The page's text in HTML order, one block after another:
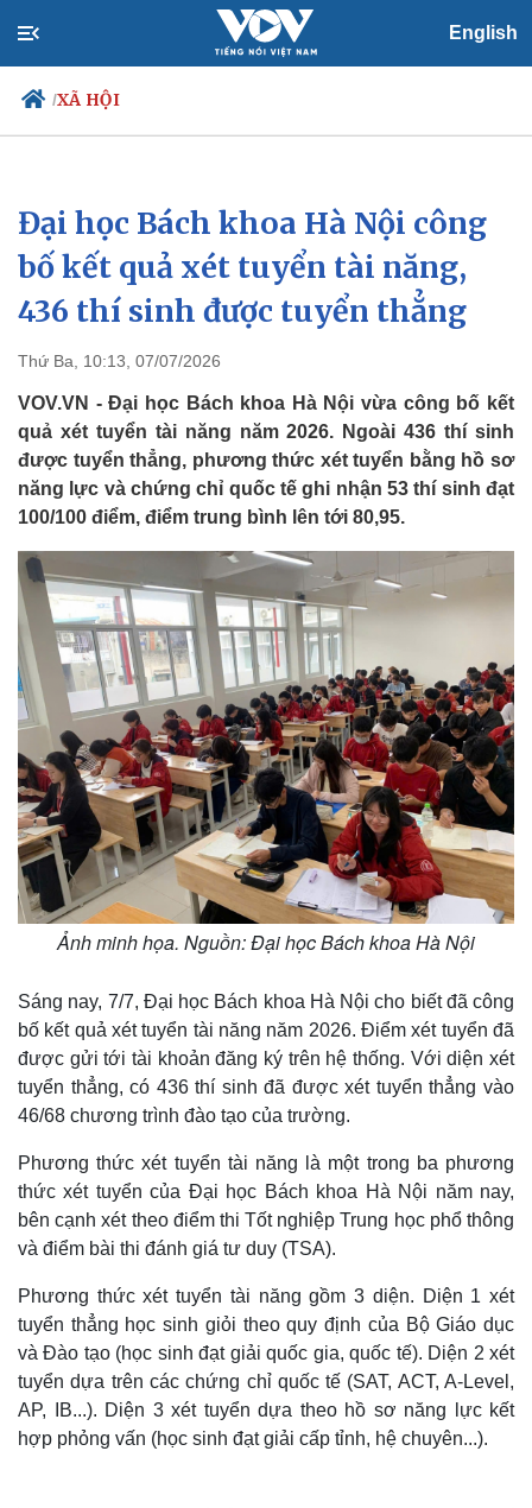
English
/XÃ HỘI
Chính trị
Đảng
Tổ chức nhân sự
Quốc hội
Xã hội
Tin 24h
Dự báo thời tiết
Giáo dục
Dấu ấn VOV
Đại học Bách khoa Hà Nội công
bố kết quả xét tuyển tài năng,
436 thí sinh được tuyển thẳng
Thứ Ba, 10:13, 07/07/2026
VOV.VN - Đại học Bách khoa Hà Nội vừa công bố kết
quả xét tuyển tài năng năm 2026. Ngoài 436 thí sinh
được tuyển thẳng, phương thức xét tuyển bằng hồ sơ
năng lực và chứng chỉ quốc tế ghi nhận 53 thí sinh đạt
100/100 điểm, điểm trung bình lên tới 80,95.
Ảnh minh họa. Nguồn: Đại học Bách khoa Hà Nội
Sáng nay, 7/7, Đại học Bách khoa Hà Nội cho biết đã công
bố kết quả xét tuyển tài năng năm 2026. Điểm xét tuyển đã
được gửi tới tài khoản đăng ký trên hệ thống. Với diện xét
tuyển thẳng, có 436 thí sinh đã được xét tuyển thẳng vào
46/68 chương trình đào tạo của trường.
Phương thức xét tuyển tài năng là một trong ba phương
thức xét tuyển của Đại học Bách khoa Hà Nội năm nay,
bên cạnh xét theo điểm thi Tốt nghiệp Trung học phổ thông
và điểm bài thi đánh giá tư duy (TSA).
Phương thức xét tuyển tài năng gồm 3 diện. Diện 1 xét
tuyển thẳng học sinh giỏi theo quy định của Bộ Giáo dục
và Đào tạo (học sinh đạt giải quốc gia, quốc tế). Diện 2 xét
tuyển dựa trên các chứng chỉ quốc tế (SAT, ACT, A-Level,
AP, IB...). Diện 3 xét tuyển dựa theo hồ sơ năng lực kết
hợp phỏng vấn (học sinh đạt giải cấp tỉnh, hệ chuyên...).